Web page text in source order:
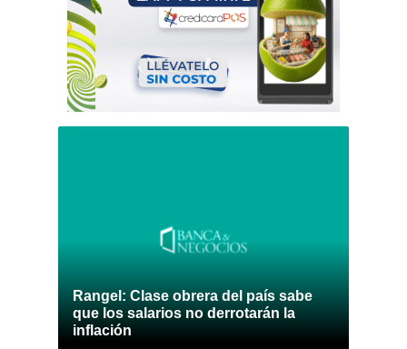
Rangel: Clase obrera del país sabe
que los salarios no derrotarán la
inflación